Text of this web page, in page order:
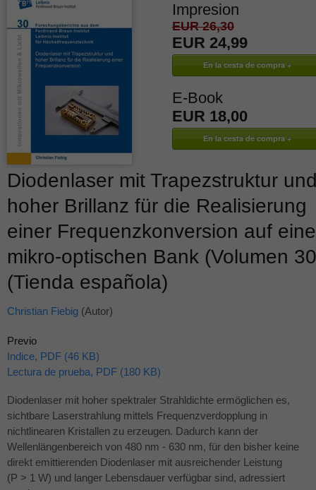
Impresion
EUR 26,30
EUR 24,99
E-Book
EUR 18,00
Diodenlaser mit Trapezstruktur
hoher Brillanz für die Realisierung
einer Frequenzkonversion auf
mikro-optischen Bank (Volumen
(Tienda española)
Christian Fiebig (Autor)
Previo
Indice, PDF (46 KB)
Lectura de prueba, PDF (180 KB)
Diodenlaser mit hoher spektraler Strahldichte ermöglichen es,
sichtbare Laserstrahlung mittels Frequenzverdopplung in
nichtlinearen Kristallen zu erzeugen. Dadurch kann der
Wellenlängenbereich von 480 nm - 630 nm, für den bisher keine
direkt emittierenden Diodenlaser mit ausreichender Leistung
(P > 1 W) und langer Lebensdauer verfügbar sind, adressiert